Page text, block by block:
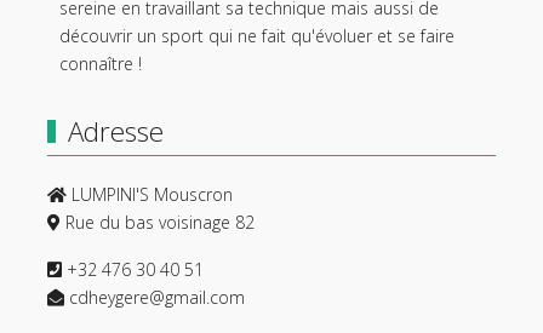
sereine en travaillant sa technique mais aussi de
découvrir un sport qui ne fait qu'évoluer et se faire
connaître !
Adresse
LUMPINI'S Mouscron
Rue du bas voisinage 82
+32 476 30 40 51
cdheygere@gmail.com